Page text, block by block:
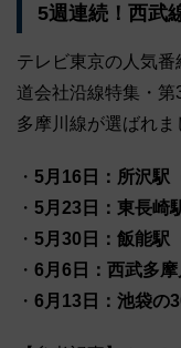
5週連続！西武
テレビ東京の人気
道会社沿線特集・
多摩川線が選ばれま
・ 5月16日：所沢駅
・ 5月23日：東長崎
・ 5月30日：飯能駅
・ 6月6日：西武多摩
・ 6月13日：池袋の